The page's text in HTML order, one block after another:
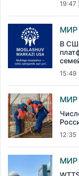
19:47
МИР
В
15:49
МИР
12:35
МИР